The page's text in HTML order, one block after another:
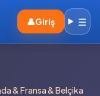
👤Giriş ☰
& Fransa & Belçika